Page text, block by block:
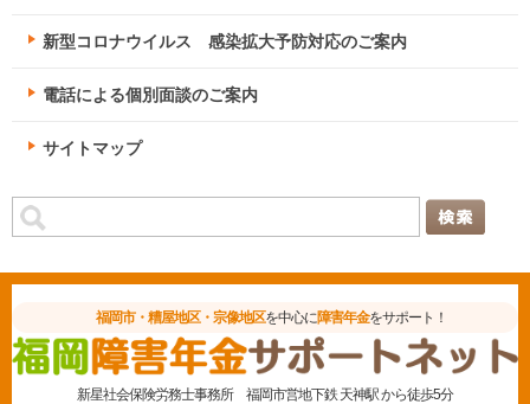
新型コロナウイルス 感染拡大予防対応のご案内
電話による個別面談のご案内
サイトマップ
福岡市・糟屋地区・宗像地区を中心に障害年金をサポート！
新星社会保険労務士事務所 福岡市営地下鉄 天神駅 から徒歩5分